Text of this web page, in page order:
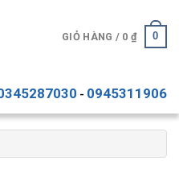
GIỎ HÀNG / 0 ₫ 0
- 0945311906